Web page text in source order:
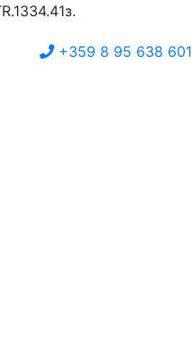
+359 8 95 638 601